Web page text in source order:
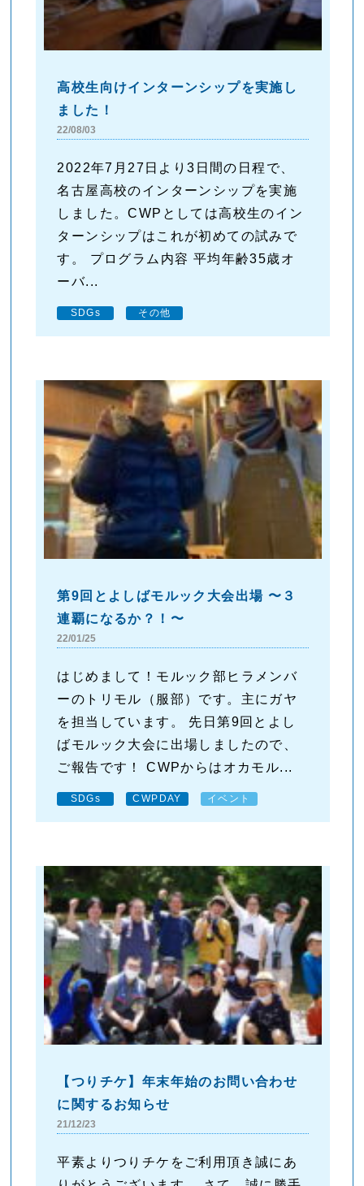
高校生向けインターンシップを実施し
ました！
22/08/03
2022年7月27日より3日間の日程で、
名古屋高校のインターンシップを実施
しました。CWPとしては高校生のイン
ターンシップはこれが初めての試みで
す。 プログラム内容 平均年齢35歳オ
ーバ...
SDGs その他
第9回とよしばモルック大会出場 〜３
連覇になるか？！〜
22/01/25
はじめまして！モルック部ヒラメンバ
ーのトリモル（服部）です。主にガヤ
を担当しています。 先日第9回とよし
ばモルック大会に出場しましたので、
ご報告です！ CWPからはオカモル...
SDGs CWPDAY イベント
【つりチケ】年末年始のお問い合わせ
に関するお知らせ
21/12/23
平素よりつりチケをご利用頂き誠にあ